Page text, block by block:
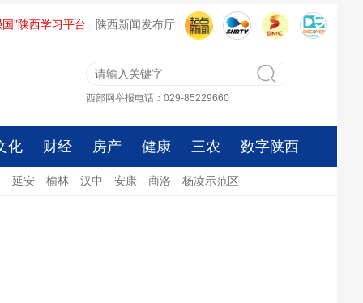
国”陕西学习平台 陕西新闻发布厅
西部网举报电话：029-85229660
化 财经 房产 健康 三农 数字陕西
延安 榆林 汉中 安康 商洛 杨凌示范区